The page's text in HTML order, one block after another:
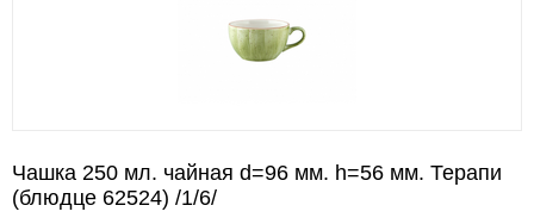
Чашка 250 мл. чайная d=96 мм. h=56 мм. Терапи
(блюдце 62524) /1/6/